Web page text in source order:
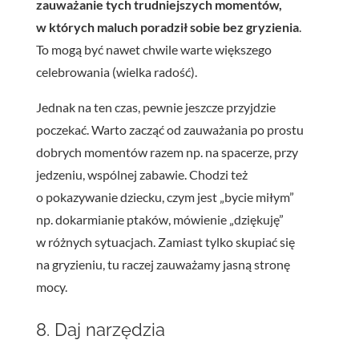
zauważanie tych trudniejszych momentów,
w których maluch poradził sobie bez gryzienia.
To mogą być nawet chwile warte większego
celebrowania (wielka radość).
Jednak na ten czas, pewnie jeszcze przyjdzie
poczekać. Warto zacząć od zauważania po prostu
dobrych momentów razem np. na spacerze, przy
jedzeniu, wspólnej zabawie. Chodzi też
o pokazywanie dziecku, czym jest „bycie miłym”
np. dokarmianie ptaków, mówienie „dziękuję”
w różnych sytuacjach. Zamiast tylko skupiać się
na gryzieniu, tu raczej zauważamy jasną stronę
mocy.
8. Daj narzędzia